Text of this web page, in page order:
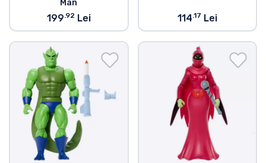
Man
199.92 Lei 114.17 Lei